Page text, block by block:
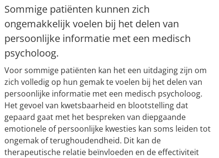
Sommige patiënten kunnen zich
ongemakkelijk voelen bij het delen van
persoonlijke informatie met een medisch
psycholoog.
Voor sommige patiënten kan het een uitdaging zijn om
zich volledig op hun gemak te voelen bij het delen van
persoonlijke informatie met een medisch psycholoog.
Het gevoel van kwetsbaarheid en blootstelling dat
gepaard gaat met het bespreken van diepgaande
emotionele of persoonlijke kwesties kan soms leiden tot
ongemak of terughoudendheid. Dit kan de
therapeutische relatie beïnvloeden en de effectiviteit